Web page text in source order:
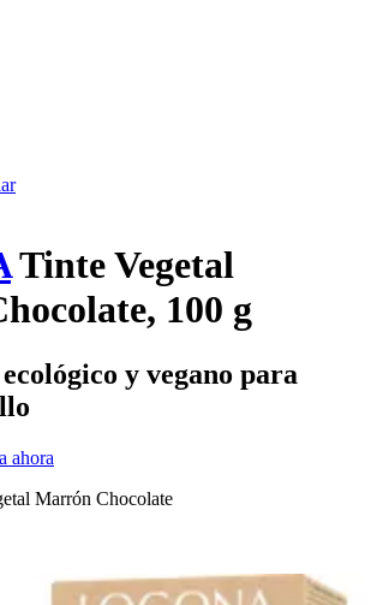
Tinte Vegetal
100 g
y vegano para
ahora
Marrón Chocolate